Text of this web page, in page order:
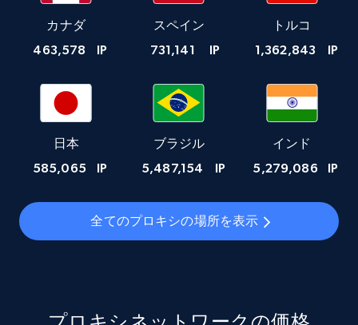
カナダ
463,578 IP
スペイン
731,141 IP
トルコ
1,362,843 IP
日本
585,065 IP
ブラジル
5,487,154 IP
インド
5,279,086 IP
全てのプロキシの場所を表示